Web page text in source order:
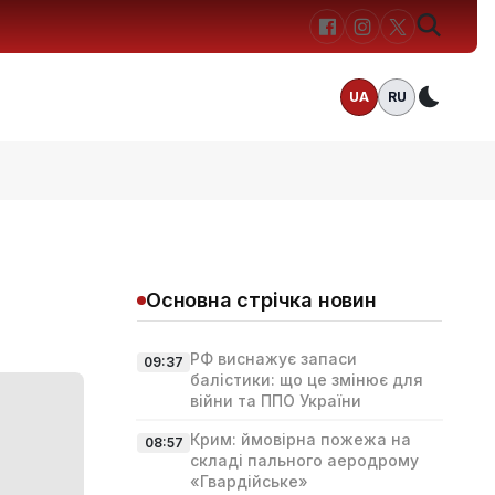
UA RU
Основна стрічка новин
09:37 РФ виснажує запаси
балістики: що це змінює для
війни та ППО України
08:57 Крим: ймовірна пожежа на
складі пального аеродрому
«Гвардійське»